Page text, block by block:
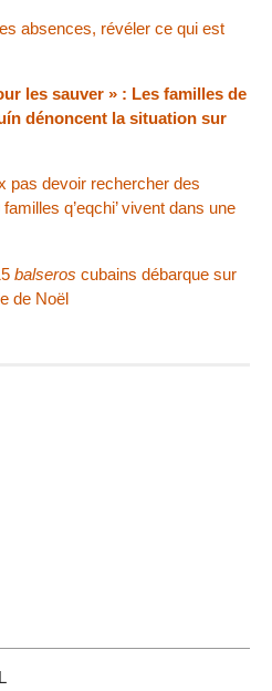
absences, révéler ce qui est
les sauver » : Les familles de
dénoncent la situation sur
pas devoir rechercher des
q’eqchi’ vivent dans une
balseros cubains débarque sur
de Noël